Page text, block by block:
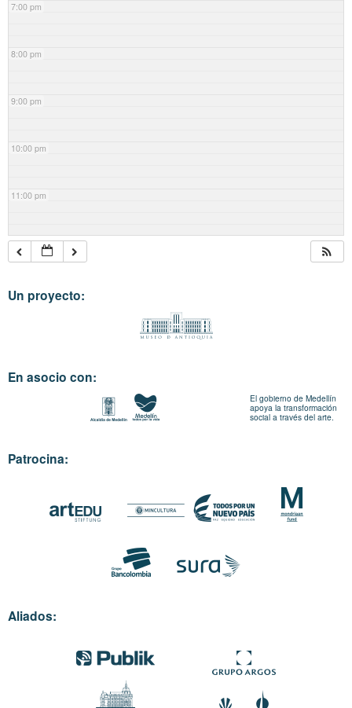
7:00 pm
8:00 pm
9:00 pm
10:00 pm
11:00 pm
Un proyecto:
En asocio con:
El gobierno de Medellín
apoya la transformación
social a través del arte.
Patrocina:
Aliados: